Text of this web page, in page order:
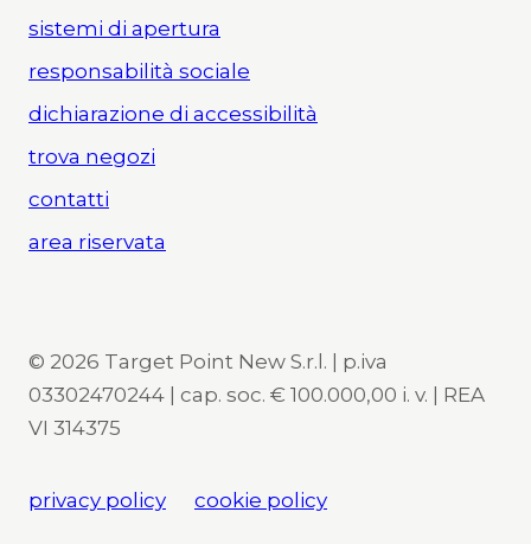
sistemi di apertura
responsabilità sociale
dichiarazione di accessibilità
trova negozi
contatti
area riservata
© 2026 Target Point New S.r.l. | p.iva
03302470244 | cap. soc. € 100.000,00 i. v. | REA
VI 314375
privacy policy cookie policy